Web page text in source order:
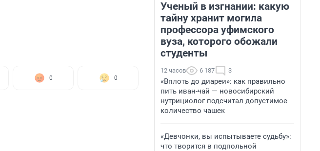
0 0
Ученый в изгнании: какую
тайну хранит могила
профессора уфимского
вуза, которого обожали
студенты
12 часов 6 187 3
«Вплоть до диареи»: как правильно
пить иван-чай — новосибирский
нутрициолог подсчитал допустимое
количество чашек
«Девчонки, вы испытываете судьбу»:
что творится в подпольной